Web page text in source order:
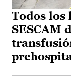
Todos los
SESCAM